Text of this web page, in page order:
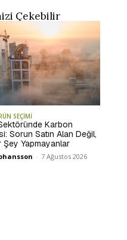
Çekebilir
SEÇİMİ
Karbon
Sorun Satın Alan Değil,
Şey Yapmayanlar
- 7 Ağustos 2026